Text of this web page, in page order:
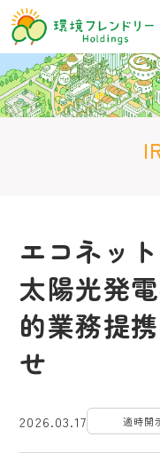
エコネッ
太陽光発
的業務提
せ
2026.03.17 適時開